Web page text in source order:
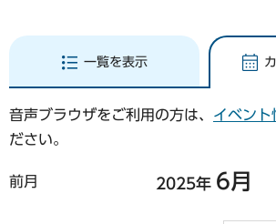
一覧を表示
音声ブラウザをご利用の方は、 イベント
ださい。
前月 2025年 6月